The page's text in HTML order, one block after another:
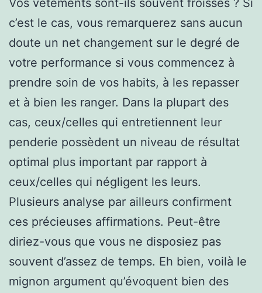
c’est le cas, vous remarquerez sans aucun
doute un net changement sur le degré de
votre performance si vous commencez à
prendre soin de vos habits, à les repasser
et à bien les ranger. Dans la plupart des
cas, ceux/celles qui entretiennent leur
penderie possèdent un niveau de résultat
optimal plus important par rapport à
ceux/celles qui négligent les leurs.
Plusieurs analyse par ailleurs confirment
ces précieuses affirmations. Peut-être
diriez-vous que vous ne disposiez pas
souvent d’assez de temps. Eh bien, voilà le
mignon argument qu’évoquent bien des